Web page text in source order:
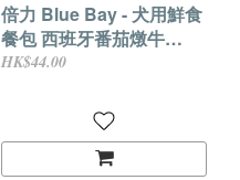
倍力 Blue Bay - 犬用鮮食
餐包 西班牙番茄燉牛
150g
HK$44.00